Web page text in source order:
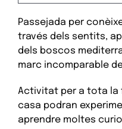
Passejada per
través dels sentits,
dels boscos
marc incomparable
Activitat per a tota la
casa podran
aprendre moltes